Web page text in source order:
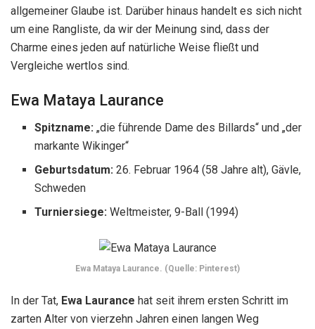
allgemeiner Glaube ist. Darüber hinaus handelt es sich nicht
um eine Rangliste, da wir der Meinung sind, dass der
Charme eines jeden auf natürliche Weise fließt und
Vergleiche wertlos sind.
Ewa Mataya Laurance
Spitzname:„die führende Dame des Billards“ und „der
markante Wikinger“
Geburtsdatum:26. Februar 1964 (58 Jahre alt), Gävle,
Schweden
Turniersiege:Weltmeister, 9-Ball (1994)
Ewa Mataya Laurance. (Quelle: Pinterest)
In der Tat, Ewa Laurance hat seit ihrem ersten Schritt im
zarten Alter von vierzehn Jahren einen langen Weg